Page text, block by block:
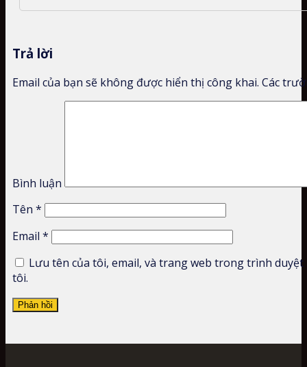
Trả lời
Email của bạn sẽ không được hiển thị công khai. Các
Bình luận
Tên *
Email *
Lưu tên của tôi, email, và trang web trong trình
tôi.